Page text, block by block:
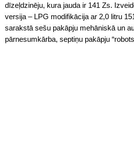
dīzeļdzinēju, kura jauda ir 141 Zs.
versija – LPG modifikācija ar 2,0 litru
sarakstā sešu pakāpju mehāniskā un
pārnesumkārba, septiņu pakāpju